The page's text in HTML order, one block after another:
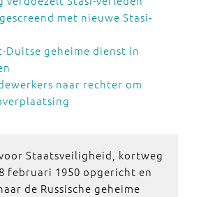
met nieuwe Stasi-
Duitse geheime dienst in
naar rechter om
Staatsveiligheid, kortweg
februari 1950 opgericht en
de Russische geheime